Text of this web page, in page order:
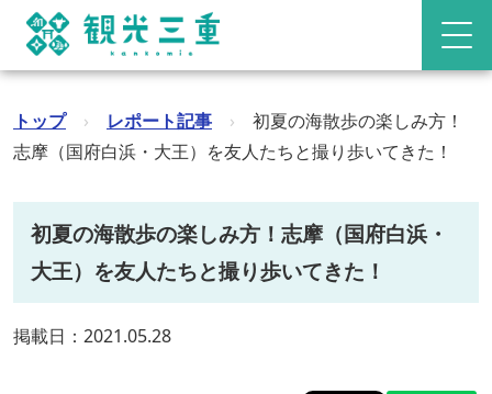
トップ › レポート記事 ›
初夏の海散歩の楽しみ方！
志摩（国府白浜・大王）を友人たちと撮り歩いてきた！
初夏の海散歩の楽しみ方！志摩（国府白浜・
大王）を友人たちと撮り歩いてきた！
掲載日：2021.05.28